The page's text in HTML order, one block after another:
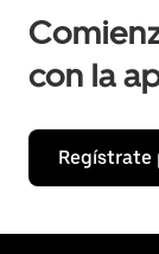
con la
Regístrate